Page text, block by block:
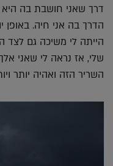
דרך שאני חושבת בה היא
הדרך בה אני חיה.
הייתה לי משיכה גם לצד
שלי, אז נראה לי שאני
השריר הזה ואהיה יותר